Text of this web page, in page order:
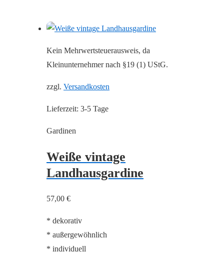
Kein Mehrwertsteuerausweis, da
Kleinunternehmer nach §19 (1) UStG.
zzgl. Versandkosten
Lieferzeit: 3-5 Tage
Gardinen
Weiße vintage
Landhausgardine
57,00 €
* dekorativ
* außergewöhnlich
* individuell